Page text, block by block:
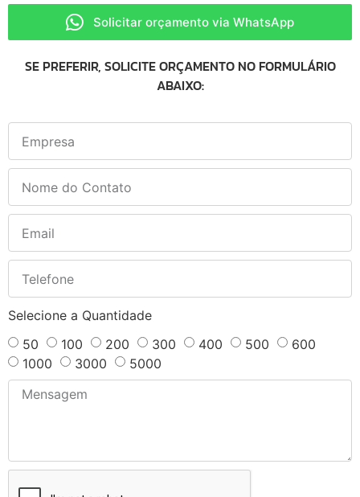
Solicitar orçamento via WhatsApp
SE PREFERIR, SOLICITE ORÇAMENTO NO FORMULÁRIO
ABAIXO:
Selecione a Quantidade
50
100 200 300 400 500
600
1000
3000 5000